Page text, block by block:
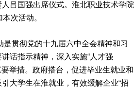
吕国强出席仪式。淮北职业技术学院
次活动。
是贯彻党的十九届六中全会精神和习
话指示精神，深入实施“人才强
要举措。政府搭台，促进毕业生就业和
大学生在淮就业，有效缓解企业“招